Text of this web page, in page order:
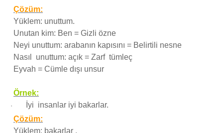
Çözüm:
Yüklem: unuttum.
Unutan kim: Ben = Gizli özne
Neyi unuttum: arabanın kapısını = Belirtili nesne
Nasıl unuttum: açık = Zarf tümleç
Eyvah = Cümle dışı unsur
Örnek:
·
İyi insanlar iyi bakarlar.
Çözüm:
Yüklem: bakarlar .